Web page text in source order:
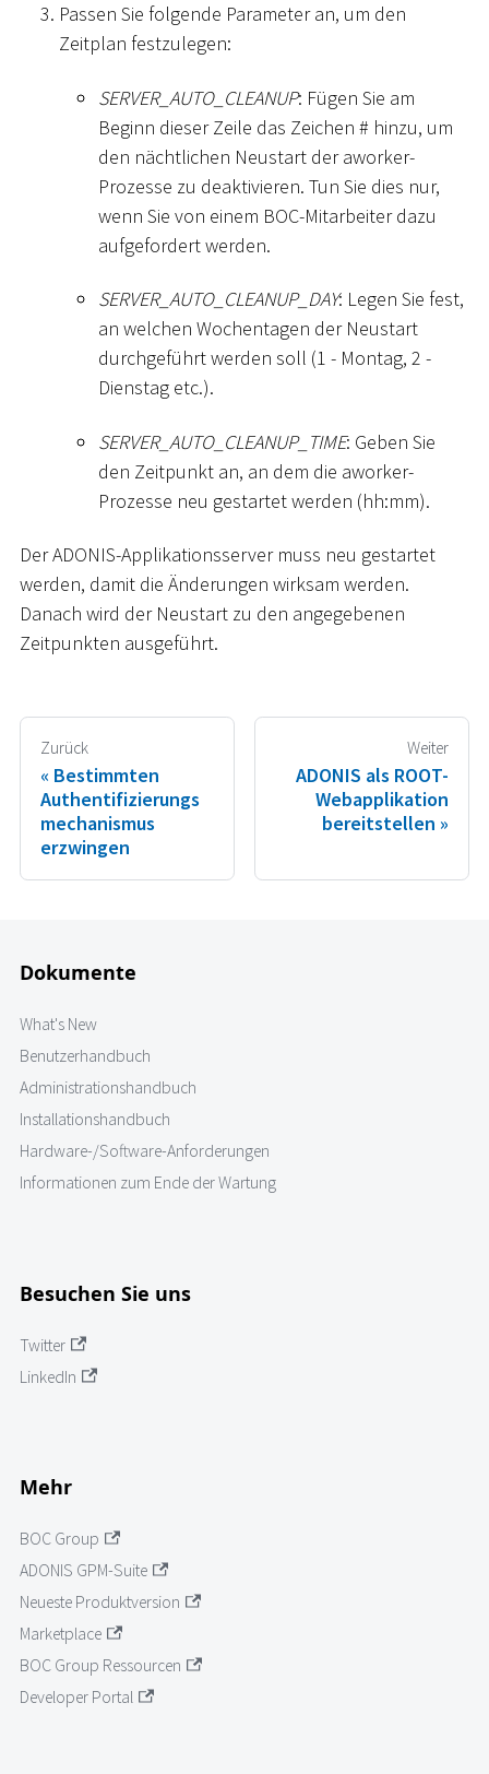
Passen Sie folgende Parameter an, um den
Zeitplan festzulegen:
SERVER_AUTO_CLEANUP: Fügen Sie am
Beginn dieser Zeile das Zeichen # hinzu, um
den nächtlichen Neustart der aworker-
Prozesse zu deaktivieren. Tun Sie dies nur,
wenn Sie von einem BOC-Mitarbeiter dazu
aufgefordert werden.
SERVER_AUTO_CLEANUP_DAY: Legen Sie fest,
an welchen Wochentagen der Neustart
durchgeführt werden soll (1 - Montag, 2 -
Dienstag etc.).
SERVER_AUTO_CLEANUP_TIME: Geben Sie
den Zeitpunkt an, an dem die aworker-
Prozesse neu gestartet werden (hh:mm).
Der ADONIS-Applikationsserver muss neu gestartet
werden, damit die Änderungen wirksam werden.
Danach wird der Neustart zu den angegebenen
Zeitpunkten ausgeführt.
Zurück
Bestimmten
Authentifizierungs
mechanismus
erzwingen
Weiter
ADONIS als ROOT-
Webapplikation
bereitstellen
Dokumente
What's New
Benutzerhandbuch
Administrationshandbuch
Installationshandbuch
Hardware-/Software-Anforderungen
Informationen zum Ende der Wartung
Besuchen Sie uns
Twitter
LinkedIn
Mehr
BOC Group
ADONIS GPM-Suite
Neueste Produktversion
Marketplace
BOC Group Ressourcen
Developer Portal